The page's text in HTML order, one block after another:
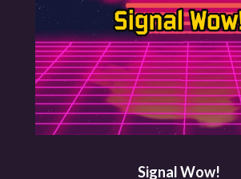
Signal Wow!